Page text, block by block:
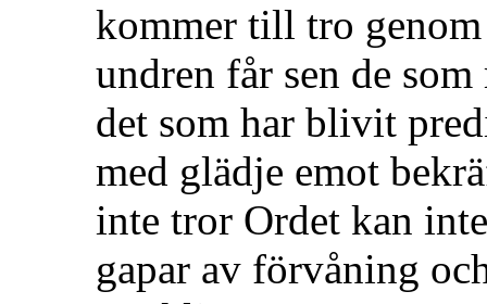
kommer till tro
undren får sen de
det som har blivit
med glädje emot
inte tror Ordet kan
gapar av förvåning